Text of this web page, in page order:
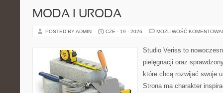
MODA I URODA
POSTED BY ADMIN CZE - 19 - 2026 MOŻLIWOŚĆ
Studio Veriss to
pielęgnacji oraz
które chcą rozwijać swoje
Strona ma charakter